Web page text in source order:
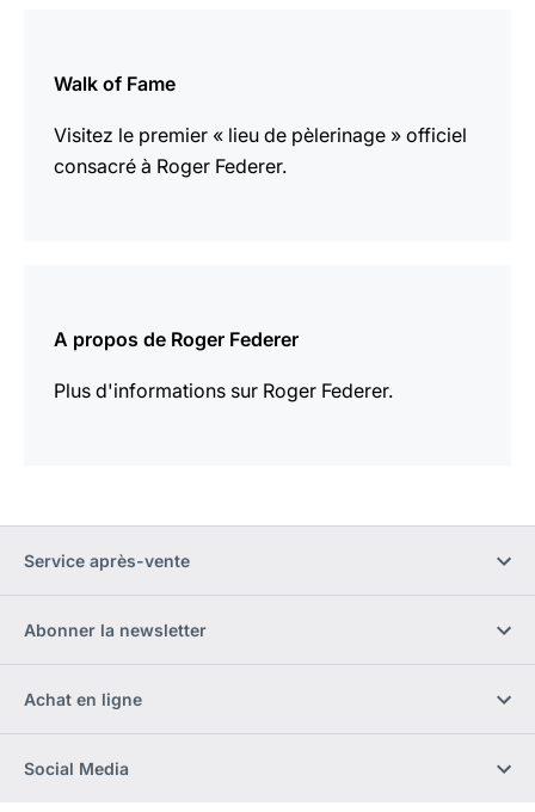
Walk of Fame
Visitez le premier « lieu de pèlerinage » officiel
consacré à Roger Federer.
plus
A propos de Roger Federer
Plus d'informations sur Roger Federer.
plus
Service après-vente
Abonner la newsletter
Achat en ligne
Social Media